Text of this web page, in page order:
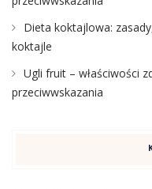
Dieta koktajlowa:
koktajle
Ugli fruit – właściwości
przeciwwskazania